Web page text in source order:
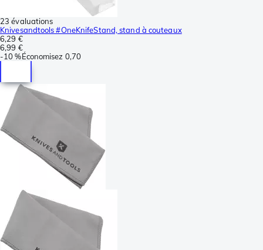
23 évaluations
Knivesandtools #OneKnifeStand, stand à couteaux
6,29 €
6,99 €
-10 %Économisez 0,70